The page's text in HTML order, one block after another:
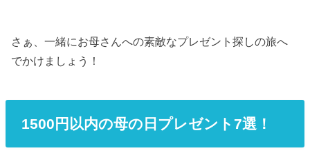
さぁ、一緒にお母さんへの素敵なプレゼント探しの旅へ
でかけましょう！
1500円以内の母の日プレゼント7選！